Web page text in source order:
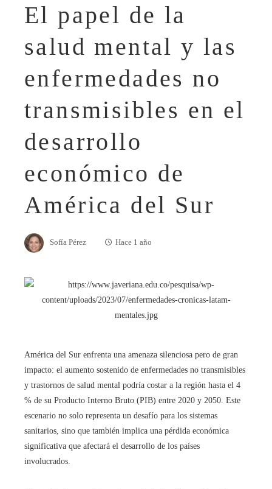
El papel de la
salud mental y las
enfermedades no
transmisibles en el
desarrollo
económico de
América del Sur
Sofía Pérez Hace 1 año
América del Sur enfrenta una amenaza silenciosa pero de gran
impacto: el aumento sostenido de enfermedades no transmisibles
y trastornos de salud mental podría costar a la región hasta el 4
% de su Producto Interno Bruto (PIB) entre 2020 y 2050. Este
escenario no solo representa un desafío para los sistemas
sanitarios, sino que también implica una pérdida económica
significativa que afectará el desarrollo de los países
involucrados.